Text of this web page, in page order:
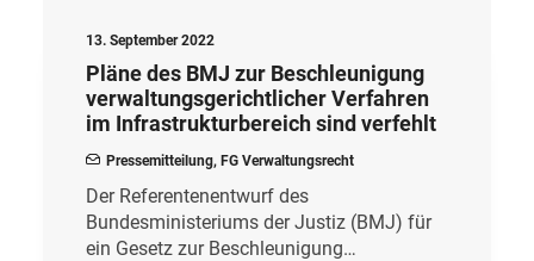
13. September 2022
Pläne des BMJ zur Beschleunigung
verwaltungsgerichtlicher Verfahren
im Infrastrukturbereich sind verfehlt
Pressemitteilung, FG Verwaltungsrecht
Der Referentenentwurf des
Bundesministeriums der Justiz (BMJ) für
ein Gesetz zur Beschleunigung…